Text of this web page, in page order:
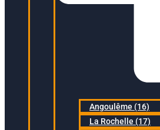
Angoulême (16)
La Rochelle (17)